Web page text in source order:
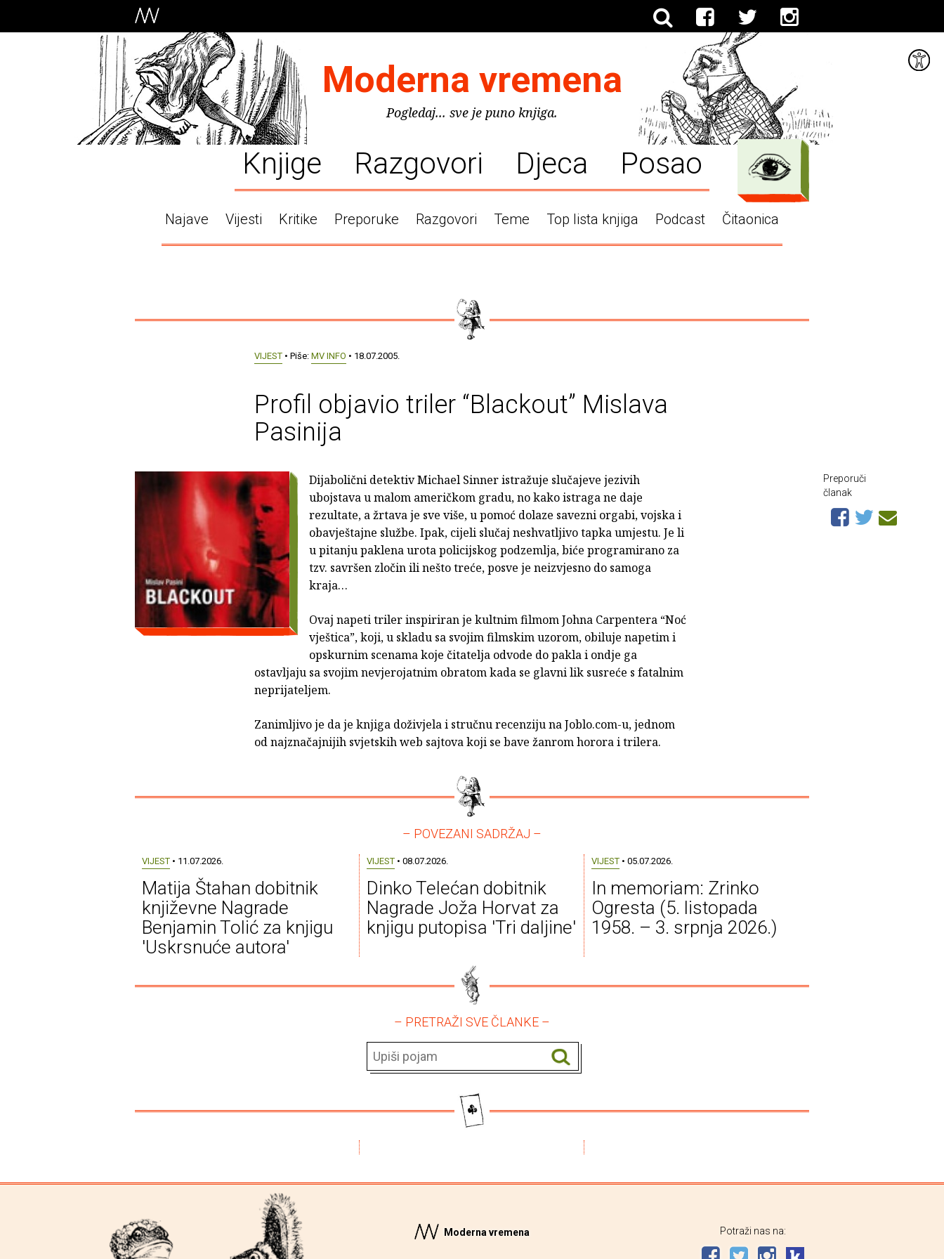
Moderna vremena
Pogledaj... sve je puno knjiga.
Knjige Razgovori Djeca Posao
Najave Vijesti Kritike Preporuke Razgovori Teme Top lista knjiga Podcast Čitaonica
VIJEST • Piše: MV INFO • 18.07.2005.
Profil objavio triler “Blackout” Mislava
Pasinija
Dijabolični detektiv Michael Sinner istražuje slučajeve jezivih
ubojstava u malom američkom gradu, no kako istraga ne daje
rezultate, a žrtava je sve više, u pomoć dolaze savezni orgabi, vojska i
obavještajne službe. Ipak, cijeli slučaj neshvatljivo tapka umjestu. Je li
u pitanju paklena urota policijskog podzemlja, biće programirano za
tzv. savršen zločin ili nešto treće, posve je neizvjesno do samoga
kraja…
Ovaj napeti triler inspiriran je kultnim filmom Johna Carpentera “Noć
vještica”, koji, u skladu sa svojim filmskim uzorom, obiluje napetim i
opskurnim scenama koje čitatelja odvode do pakla i ondje ga
ostavljaju sa svojim nevjerojatnim obratom kada se glavni lik susreće s fatalnim
neprijateljem.
Zanimljivo je da je knjiga doživjela i stručnu recenziju na Joblo.com-u, jednom
od najznačajnijih svjetskih web sajtova koji se bave žanrom horora i trilera.
Preporuči
članak
– POVEZANI SADRŽAJ –
VIJEST• 11.07.2026.
Matija Štahan dobitnik
književne Nagrade
Benjamin Tolić za knjigu
'Uskrsnuće autora'
VIJEST• 08.07.2026.
Dinko Telećan dobitnik
Nagrade Joža Horvat za
knjigu putopisa 'Tri daljine'
VIJEST• 05.07.2026.
In memoriam: Zrinko
Ogresta (5. listopada
1958. – 3. srpnja 2026.)
– PRETRAŽI SVE ČLANKE –
Moderna vremena Potraži nas na: